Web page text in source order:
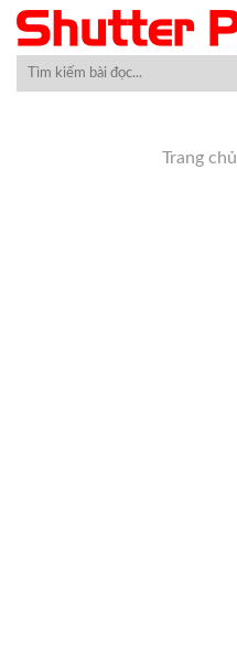
Skip
content
Trang chủ